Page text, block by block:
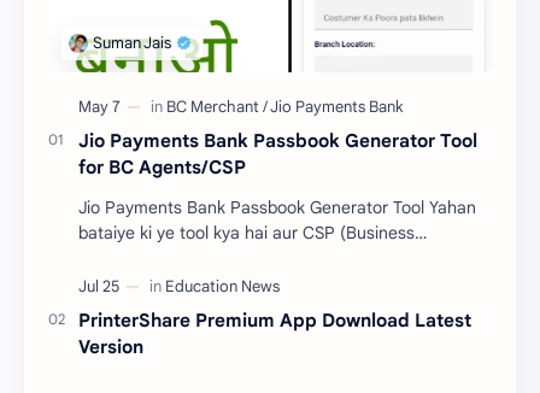
Jio Payments Bank Passbook Generator Tool
for BC Agents/CSP
Jio Payments Bank Passbook Generator Tool Yahan
bataiye ki ye tool kya hai aur CSP (Business
PrinterShare Premium App Download Latest
Version